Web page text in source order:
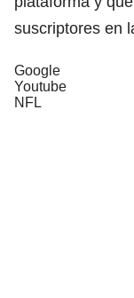
suscriptores en
Google
Youtube
NFL